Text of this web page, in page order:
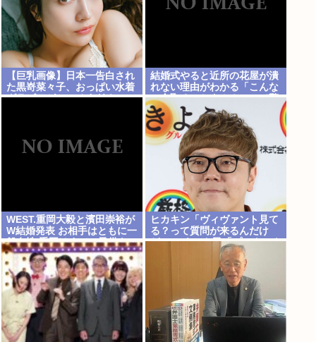
【巨乳画像】日本一告白され
た黒嵜菜々子、おっぱい水着
グラビアがエッチすぎる
結婚式やると近所の花屋が潰
れない理由がわかる「こんな
に金取るのかよ！？」って驚
くぞ
WEST.重岡大毅と濱田崇裕が
W結婚発表 お相手はともに一
般女性 重岡はすでに子供も
「尊い」
ヒカキン「ヴィヴァント見て
る？って質問が来るんだけ
ど…」 ネット民「プークスク
スw」 ヒカキン「…！？」